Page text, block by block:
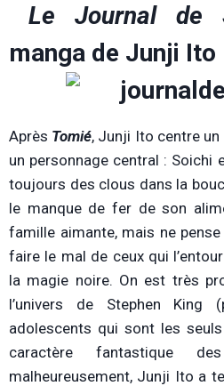
Le Journal de
manga de Junji Ito
Après Tomié, Junji Ito centre
un personnage central : Soichi
toujours des clous dans la
le manque de fer de son
famille aimante, mais ne pense
faire le mal de ceux qui
la magie noire. On est très
l’univers de Stephen King
adolescents qui sont les
caractère fantastique
malheureusement, Junji Ito a